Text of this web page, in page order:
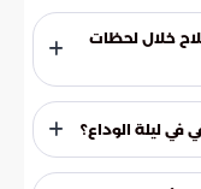
محمد صلاح تمريرة
حاسمة ومتقنة لزميله كورتيس جونز في الدقيقة 58، مما أسفر عن
النادي في
خلال لحظات
والأهازيج التي
وفاءهم
الذي سطر تاريخاً
ليلة الوداع؟
لتكريم النجم المصري